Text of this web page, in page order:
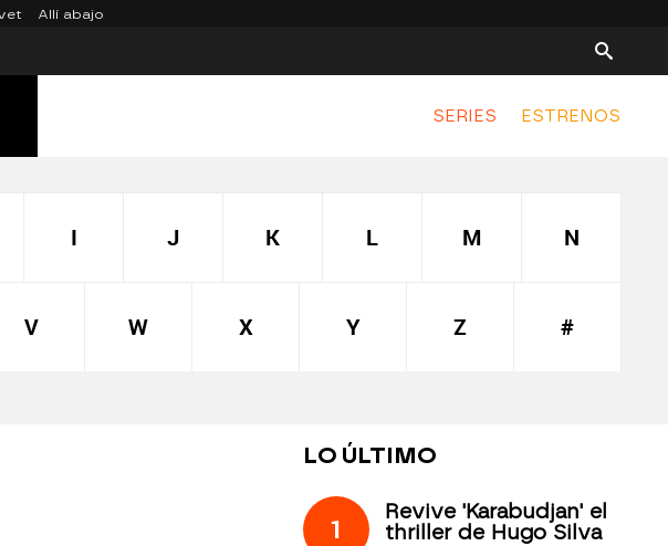
Allí abajo
SERIES ESTRENOS
I J K L M N
V W X Y Z #
LO ÚLTIMO
1
Revive 'Karabudjan' el
thriller de Hugo Silva